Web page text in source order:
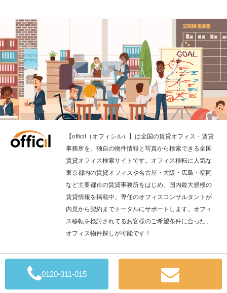
0120-311-015
【officil（オフィシル）】は全国の賃貸オフィス・賃貸
事務所を、独自の物件情報と写真から検索できる全国
賃貸オフィス検索サイトです。オフィス移転に人気な
東京都内の賃貸オフィスや名古屋・大阪・広島・福岡
など主要都市の賃貸事務所をはじめ、国内最大規模の
賃貸情報を掲載中。専任のオフィスコンサルタントが
内見から契約までトータルにサポートします。オフィ
ス移転を検討されてるお客様のご希望条件に合った、
オフィス物件探しが可能です！
全国の賃貸オフィス検索の「officil」
Copyright © 2019 QuickConsulting CO., LTD.